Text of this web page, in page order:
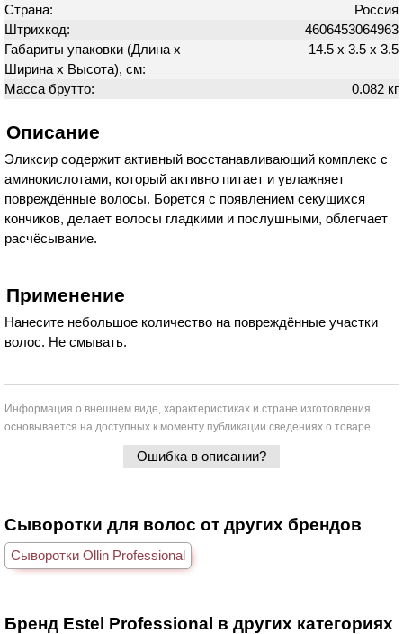
Страна:
Россия
Штрихкод:
4606453064963
Габариты упаковки (Длина х
Ширина х Высота), см:
14.5 х 3.5 х 3.5
Масса брутто: 0.082 кг
Описание
Эликсир содержит активный восстанавливающий комплекс с
аминокислотами, который активно питает и увлажняет
повреждённые волосы. Борется с появлением секущихся
кончиков, делает волосы гладкими и послушными, облегчает
расчёсывание.
Применение
Нанесите небольшое количество на повреждённые участки
волос. Не смывать.
Информация о внешнем виде, характеристиках и стране изготовления
основывается на доступных к моменту публикации сведениях о товаре.
Ошибка в описании?
Сыворотки для волос от других брендов
Сыворотки Ollin Professional
Бренд Estel Professional в других категориях